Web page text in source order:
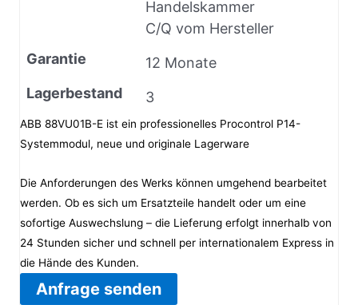
Handelskammer
C/Q vom Hersteller
Garantie
12 Monate
Lagerbestand
3
ABB 88VU01B-E ist ein professionelles Procontrol P14-
Systemmodul, neue und originale Lagerware
Die Anforderungen des Werks können umgehend bearbeitet
werden. Ob es sich um Ersatzteile handelt oder um eine
sofortige Auswechslung – die Lieferung erfolgt innerhalb von
24 Stunden sicher und schnell per internationalem Express in
die Hände des Kunden.
Anfrage senden